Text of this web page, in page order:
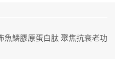
魚鱗膠原蛋白肽 聚焦抗衰老功